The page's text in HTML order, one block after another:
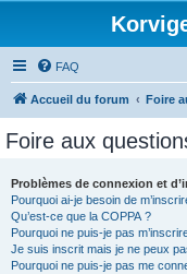
FAQ
Accueil du forum Foire
Foire aux
Problèmes de connexion et
Pourquoi ai-je besoin de
Qu’est-ce que la COPPA ?
Pourquoi ne puis-je pas
Je suis inscrit mais je ne peux
Pourquoi ne puis-je pas me